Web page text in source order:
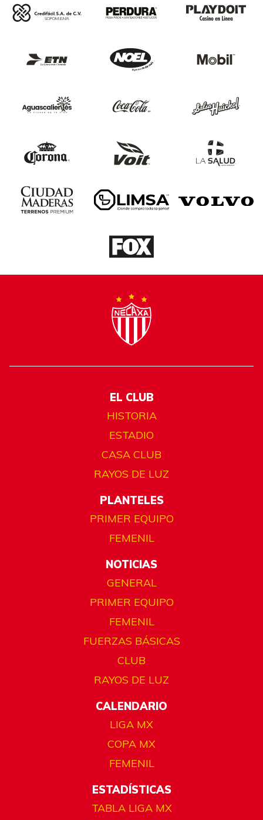
EL CLUB
HISTORIA
ESTADIO
CASA CLUB
RAYOS DE LUZ
PLANTELES
PRIMER EQUIPO
FEMENIL
NOTICIAS
GENERAL
PRIMER EQUIPO
FEMENIL
FUERZAS BÁSICAS
CLUB
RAYOS DE LUZ
CALENDARIO
LIGA MX
COPA MX
FEMENIL
ESTADÍSTICAS
TABLA LIGA MX